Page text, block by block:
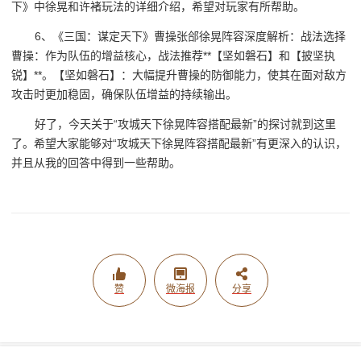
下》中徐晃和许褚玩法的详细介绍，希望对玩家有所帮助。
6、《三国：谋定天下》曹操张郃徐晃阵容深度解析：战法选择
曹操：作为队伍的增益核心，战法推荐**【坚如磐石】和【披坚执
锐】**。【坚如磐石】：大幅提升曹操的防御能力，使其在面对敌方
攻击时更加稳固，确保队伍增益的持续输出。
好了，今天关于“攻城天下徐晃阵容搭配最新”的探讨就到这里
了。希望大家能够对“攻城天下徐晃阵容搭配最新”有更深入的认识，
并且从我的回答中得到一些帮助。
赞 微海报 分享